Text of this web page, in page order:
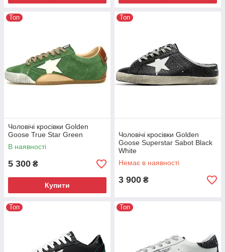
Топ
Чоловічі кросівки Golden
Goose True Star Green
В наявності
5 300 ₴
Купити
Топ
Чоловічі кросівки Golden
Goose Superstar Sabot Black
White
Немає в наявності
3 900 ₴
Топ Топ